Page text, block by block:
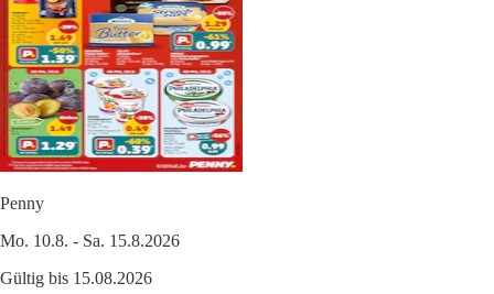
Penny
Mo. 10.8. - Sa. 15.8.2026
Gültig bis 15.08.2026